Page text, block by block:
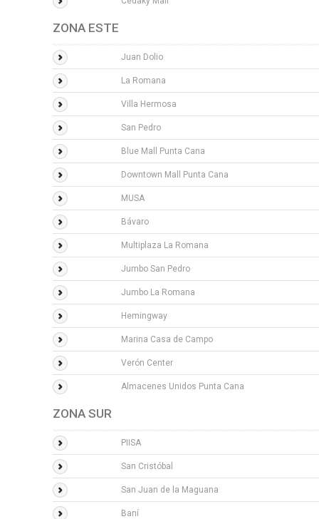
ZONA ESTE
Juan Dolio
La Romana
Villa Hermosa
San Pedro
Blue Mall Punta Cana
Downtown Mall Punta Cana
MUSA
Bávaro
Multiplaza La Romana
Jumbo San Pedro
Jumbo La Romana
Hemingway
Marina Casa de Campo
Verón Center
Almacenes Unidos Punta Cana
ZONA SUR
PIISA
San Cristóbal
San Juan de la Maguana
Baní